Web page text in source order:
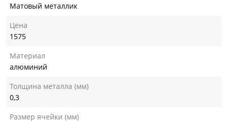
Матовый металлик
Цена
1575
Материал
алюминий
Толщина металла (мм)
0,3
Размер ячейки (мм)